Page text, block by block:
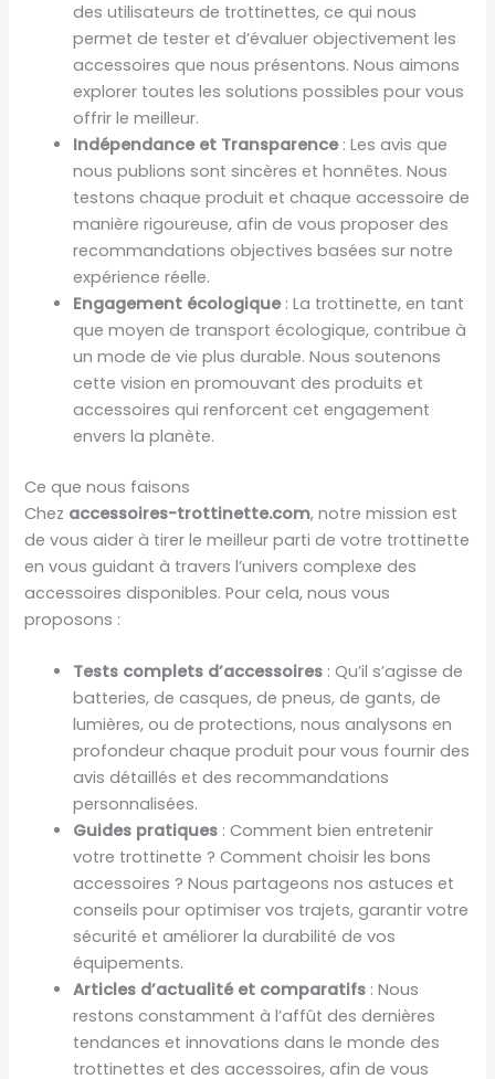
des utilisateurs de trottinettes, ce qui nous
permet de tester et d’évaluer objectivement les
accessoires que nous présentons. Nous aimons
explorer toutes les solutions possibles pour vous
offrir le meilleur.
Indépendance et Transparence: Les avis que
nous publions sont sincères et honnêtes. Nous
testons chaque produit et chaque accessoire de
manière rigoureuse, afin de vous proposer des
recommandations objectives basées sur notre
expérience réelle.
Engagement écologique: La trottinette, en tant
que moyen de transport écologique, contribue à
un mode de vie plus durable. Nous soutenons
cette vision en promouvant des produits et
accessoires qui renforcent cet engagement
envers la planète.
Ce que nous faisons
Chez accessoires-trottinette.com, notre mission est
de vous aider à tirer le meilleur parti de votre trottinette
en vous guidant à travers l’univers complexe des
accessoires disponibles. Pour cela, nous vous
proposons :
Tests complets d’accessoires : Qu’il s’agisse de
batteries, de casques, de pneus, de gants, de
lumières, ou de protections, nous analysons en
profondeur chaque produit pour vous fournir des
avis détaillés et des recommandations
personnalisées.
Guides pratiques : Comment bien entretenir
votre trottinette ? Comment choisir les bons
accessoires ? Nous partageons nos astuces et
conseils pour optimiser vos trajets, garantir votre
sécurité et améliorer la durabilité de vos
équipements.
Articles d’actualité et comparatifs : Nous
restons constamment à l’affût des dernières
tendances et innovations dans le monde des
trottinettes et des accessoires, afin de vous